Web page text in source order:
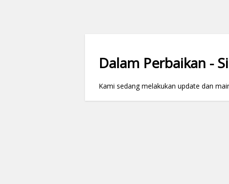
Dalam Perbaikan -
Kami sedang melakukan update dan